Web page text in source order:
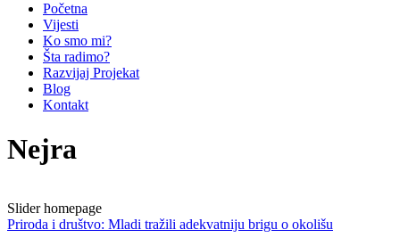
Početna
Vijesti
Ko smo mi?
Šta radimo?
Razvijaj Projekat
Blog
Kontakt
Nejra
Slider homepage
Priroda i društvo: Mladi tražili adekvatniju brigu o okolišu